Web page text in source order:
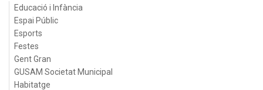
Educació i Infància
Espai Públic
Esports
Festes
Gent Gran
GUSAM Societat Municipal
Habitatge